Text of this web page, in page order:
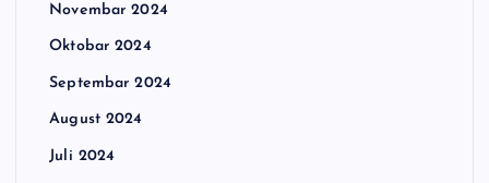
Novembar 2024
Oktobar 2024
Septembar 2024
August 2024
Juli 2024